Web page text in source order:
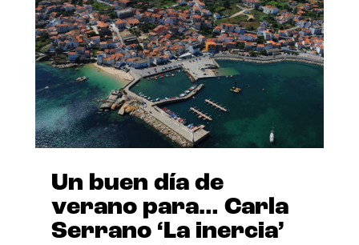
Un buen día de
verano para… Carla
Serrano ‘La inercia’